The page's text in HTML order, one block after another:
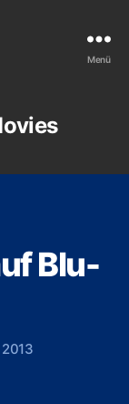
Menü
Blu-